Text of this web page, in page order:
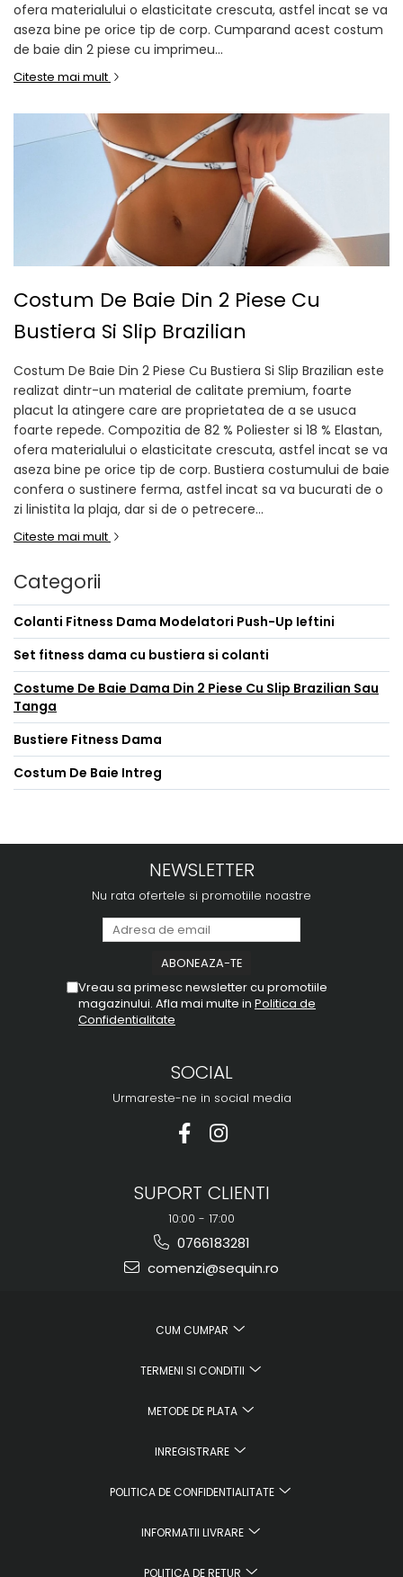
ofera materialului o elasticitate crescuta, astfel incat se va
aseza bine pe orice tip de corp. Cumparand acest costum
de baie din 2 piese cu imprimeu...
Citeste mai mult
Costum De Baie Din 2 Piese Cu
Bustiera Si Slip Brazilian
Costum De Baie Din 2 Piese Cu Bustiera Si Slip Brazilian este
realizat dintr-un material de calitate premium, foarte
placut la atingere care are proprietatea de a se usuca
foarte repede. Compozitia de 82 % Poliester si 18 % Elastan,
ofera materialului o elasticitate crescuta, astfel incat se va
aseza bine pe orice tip de corp. Bustiera costumului de baie
confera o sustinere ferma, astfel incat sa va bucurati de o
zi linistita la plaja, dar si de o petrecere...
Citeste mai mult
Categorii
Colanti Fitness Dama Modelatori Push-Up Ieftini
Set fitness dama cu bustiera si colanti
Costume De Baie Dama Din 2 Piese Cu Slip Brazilian Sau
Tanga
Bustiere Fitness Dama
Costum De Baie Intreg
NEWSLETTER
Nu rata ofertele si promotiile noastre
Vreau sa primesc newsletter cu promotiile
magazinului. Afla mai multe in Politica de
Confidentialitate
SOCIAL
Urmareste-ne in social media
SUPORT CLIENTI
10:00 - 17:00
0766183281
comenzi@sequin.ro
CUM CUMPAR
TERMENI SI CONDITII
METODE DE PLATA
INREGISTRARE
POLITICA DE CONFIDENTIALITATE
INFORMATII LIVRARE
POLITICA DE RETUR